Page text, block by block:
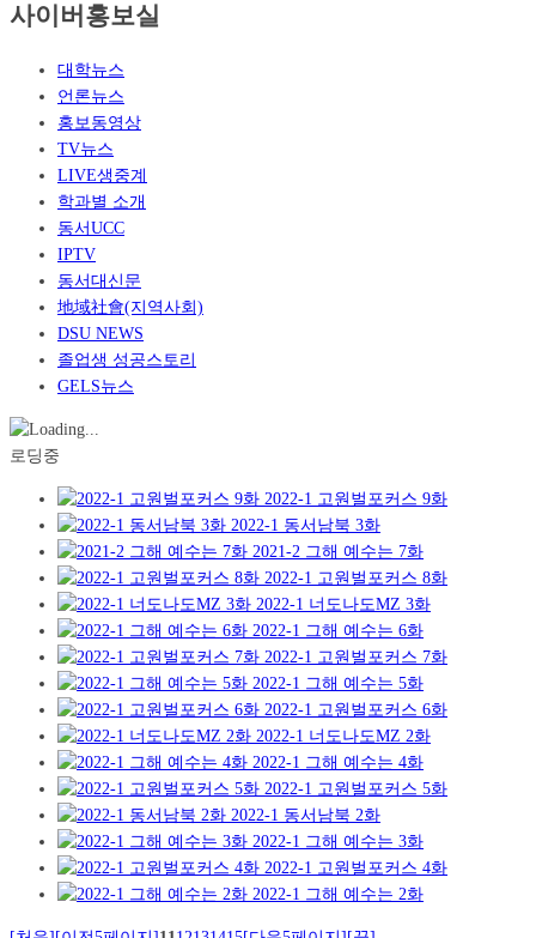
사이버홍보실
대학뉴스
언론뉴스
홍보동영상
TV뉴스
LIVE생중계
학과별 소개
동서UCC
IPTV
동서대신문
地域社會(지역사회)
DSU NEWS
졸업생 성공스토리
GELS뉴스
로딩중
2022-1 고원벌포커스 9화
2022-1 동서남북 3화
2021-2 그해 예수는 7화
2022-1 고원벌포커스 8화
2022-1 너도나도MZ 3화
2022-1 그해 예수는 6화
2022-1 고원벌포커스 7화
2022-1 그해 예수는 5화
2022-1 고원벌포커스 6화
2022-1 너도나도MZ 2화
2022-1 그해 예수는 4화
2022-1 고원벌포커스 5화
2022-1 동서남북 2화
2022-1 그해 예수는 3화
2022-1 고원벌포커스 4화
2022-1 그해 예수는 2화